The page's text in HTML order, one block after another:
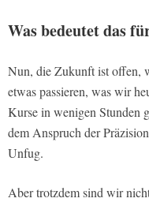
Was bedeutet das
Nun, die Zukunft ist offen,
etwas passieren, was wir
Kurse in wenigen Stunden
dem Anspruch der
Unfug.
Aber trotzdem sind wir